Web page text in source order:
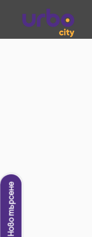
Ново търсене